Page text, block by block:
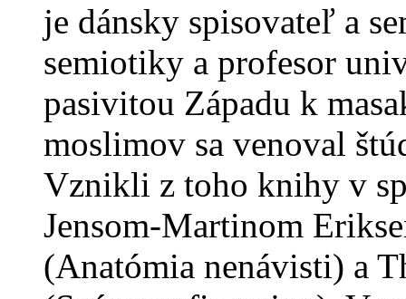
je dánsky spisovateľ a
semiotiky a profesor
pasivitou Západu k
moslimov sa venoval
Vznikli z toho knihy v
Jensom-Martinom
(Anatómia nenávisti) a